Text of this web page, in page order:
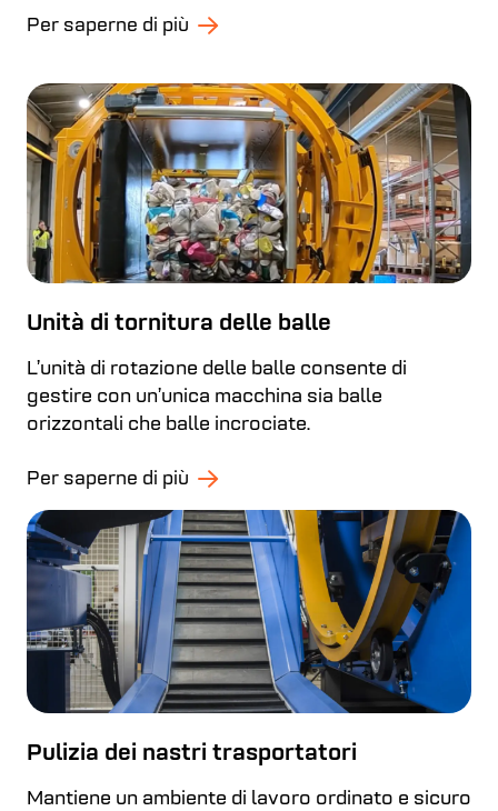
Per saperne di più
Unità di tornitura delle balle
L’unità di rotazione delle balle consente di
gestire con un’unica macchina sia balle
orizzontali che balle incrociate.
Per saperne di più
Pulizia dei nastri trasportatori
Mantiene un ambiente di lavoro ordinato e sicuro